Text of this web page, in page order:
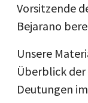
Vorsitzende
Bejarano
Unsere
Überblick der
Deutungen